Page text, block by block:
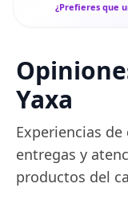
¿Prefieres que
Yaxa
Experiencias
entregas y
productos del